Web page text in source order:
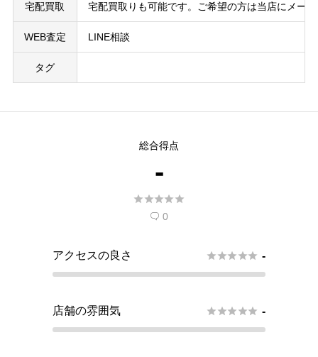
宅配買取 宅配買取りも可能です。ご希望の方は当店にメー
WEB査定 LINE相談
タグ
総合得点
-

 0
アクセスの良さ  -
店舗の雰囲気  -